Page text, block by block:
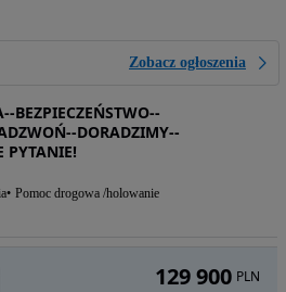
Zobacz ogłoszenia
BEZPIECZEŃSTWO--
DORADZIMY--
PYTANIE!
Pomoc drogowa /holowanie
129 900 PLN